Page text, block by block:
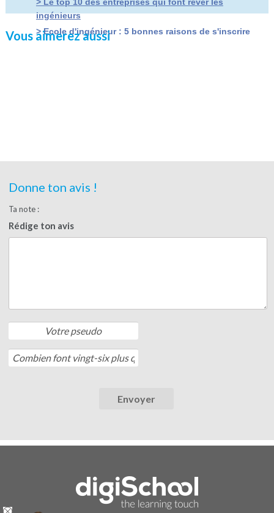
ingénieurs
> Ecole d'ingénieur : 5 bonnes raisons de s'inscrire
Vous aimerez aussi
Donne ton avis !
Ta note :
Rédige ton avis